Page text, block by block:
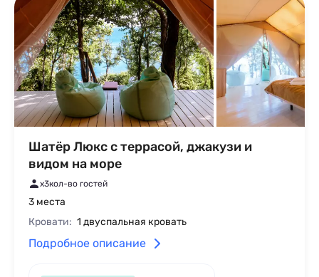
Шатёр Люкс с террасой, джакузи и
видом на море
x3кол-во гостей
3 места
Кровати: 1 двуспальная кровать
Подробное описание